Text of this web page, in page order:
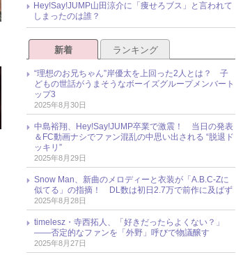
Hey!Say!JUMP山田涼介に「痩せろブス」と言われて
しまったのは誰？
新着 ランキング
“理想のお兄ちゃん”岸優太を上回った2人とは？ 子
どもの世話がうまそうなボーイズグループメンバート
ップ3
2025年8月30日
中島裕翔、Hey!Say!JUMP卒業で激震！ 当日の発表
＆FC動画ナシでファン混乱の中思い出される “脱退ド
ッキリ”
2025年8月29日
Snow Man、新曲のメロディーと衣装が「A.B.C-Zに
似てる」の指摘！ DL数は初日2.7万で前作に及ばず
2025年8月28日
timelesz・寺西拓人、「好きだったらよくない？」
――否定的なファンを「外野」呼びで物議醸す
2025年8月27日